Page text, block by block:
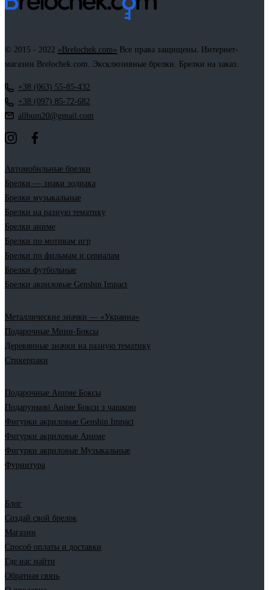
© 2015 - 2022 «Brelochek.com» Все права защищены. Интернет-
магазин Brelochek.com. Эксклюзивные брелки. Брелки на заказ.
+38 (063) 55-85-432
+38 (097) 85-72-682
allbum20@gmail.com
Автомобильные брелки
Брелки — знаки зодиака
Брелки музыкальные
Брелки на разную тематику
Брелки аниме
Брелки по мотивам игр
Брелки по фильмам и сериалам
Брелки футбольные
Брелки акриловые Genshin Impact
Металлические значки — «Украина»
Подарочные Мини-Боксы
Деревянные значки на разную тематику
Стикерпаки
Подарочные Аниме Боксы
Подарункові Аніме Бокси з чашкою
Фигурки акриловые Genshin Impact
Фигурки акриловые Аниме
Фигурки акриловые Музыкальные
Фурнитура
Блог
Создай свой брелок
Магазин
Способ оплаты и доставки
Где нас найти
Обратная связь